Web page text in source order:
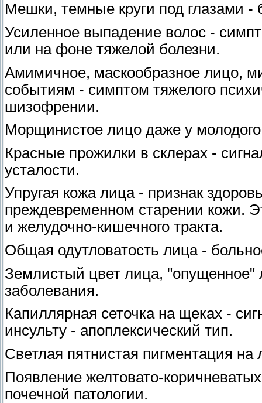
Мешки, темные круги под глазами
Усиленное выпадение волос -
или на фоне тяжелой болезни.
Амимичное, маскообразное лицо,
событиям - симптом тяжелого
шизофрении.
Морщинистое лицо даже у
Красные прожилки в склерах -
усталости.
Упругая кожа лица - признак
преждевременном старении кожи.
и желудочно-кишечного тракта.
Общая одутловатость лица -
Землистый цвет лица, "опущенное"
заболевания.
Капиллярная сеточка на щеках -
инсульту - апоплексический тип.
Светлая пятнистая пигментация
Появление желтовато-
почечной патологии.